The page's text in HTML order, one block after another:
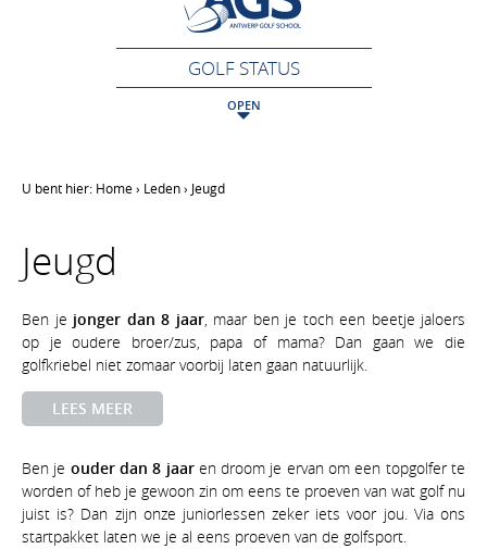
GOLF STATUS
OPEN
U bent hier: Home› Leden› Jeugd
Jeugd
Ben je jonger dan 8 jaar, maar ben je toch een beetje jaloers
op je oudere broer/zus, papa of mama? Dan gaan we die
golfkriebel niet zomaar voorbij laten gaan natuurlijk.
LEES MEER
Ben je ouder dan 8 jaaren droom je ervan om een topgolfer te
worden of heb je gewoon zin om eens te proeven van wat golf nu
juist is? Dan zijn onze juniorlessen zeker iets voor jou. Via ons
startpakket laten we je al eens proeven van de golfsport.